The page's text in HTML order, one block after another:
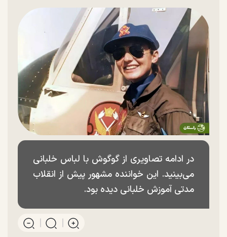
در ادامه تصاویری از گوگوش با لباس خلبانی
می‌بینید. این خواننده مشهور پیش از انقلاب
مدتی آموزش خلبانی دیده بود.